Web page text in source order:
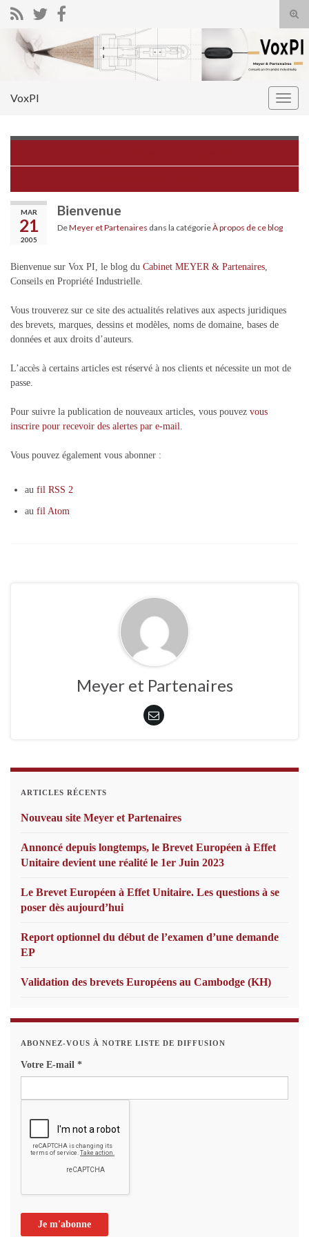
Search for:
VoxPI
MAR
21
2005
Bienvenue
DeMeyer et Partenaires dans la catégorieÀ propos de ce blog
Bienvenue sur Vox PI, le blog du Cabinet MEYER & Partenaires
Conseils en Propriété Industrielle.
Vous trouverez sur ce site des actualités relatives aux aspects juridiques
des brevets, marques, dessins et modèles, noms de domaine, bases de
données et aux droits d’auteurs.
L’accès à certains articles est réservé à nos clients et nécessite un mot de
passe.
Pour suivre la publication de nouveaux articles, vous pouvez vous
inscrire pour recevoir des alertes par e-mail
Vous pouvez également vous abonner :
au fil RSS 2
au fil Atom
Meyer et Partenaires
ARTICLES RÉCENTS
Nouveau site Meyer et Partenaires
Annoncé depuis longtemps, le Brevet Européen à Effet
Unitaire devient une réalité le 1er Juin 2023
Le Brevet Européen à Effet Unitaire. Les questions à se
poser dès aujourd’hui
Report optionnel du début de l’examen d’une demande
EP
Validation des brevets Européens au Cambodge (KH)
ABONNEZ-VOUS À NOTRE LISTE DE DIFFUSION
Votre E-mail *